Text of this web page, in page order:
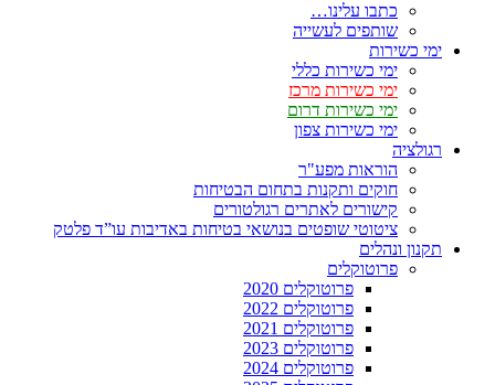
כתבו עלינו…
שותפים לעשייה
ימי כשירות
ימי כשירות כללי
ימי כשירות מרכז
ימי כשירות דרום
ימי כשירות צפון
רגולציה
הוראות מפע"ר
חוקים ותקנות בתחום הבטיחות
קישורים לאתרים רגולטורים
ציטוטי שופטים בנושאי בטיחות באדיבות עו”ד פלטק
תקנון ונהלים
פרוטוקלים
פרוטוקלים 2020
פרוטוקלים 2022
פרוטוקלים 2021
פרוטוקלים 2023
פרוטוקלים 2024